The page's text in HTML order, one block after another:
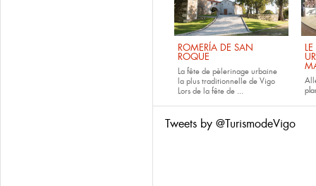
ROMERÍA DE SAN
ROQUE
La fête de pèlerinage urbaine
la plus traditionnelle de Vigo
Lors de la fête de ...
Tweets by @TurismodeVigo